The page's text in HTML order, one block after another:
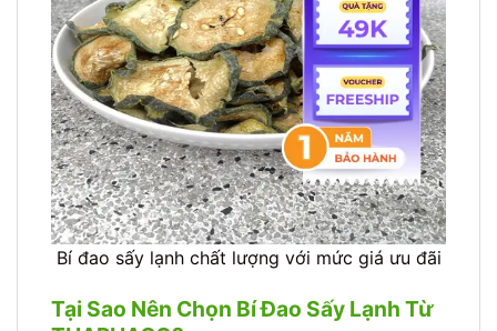
Bí đao sấy lạnh chất lượng với mức giá ưu đãi
Tại Sao Nên Chọn Bí Đao Sấy Lạnh Từ